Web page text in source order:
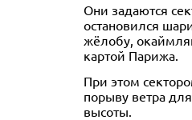
Они задаются
остановился
жёлобу,
картой Парижа.
При этом
порыву ветра
высоты.